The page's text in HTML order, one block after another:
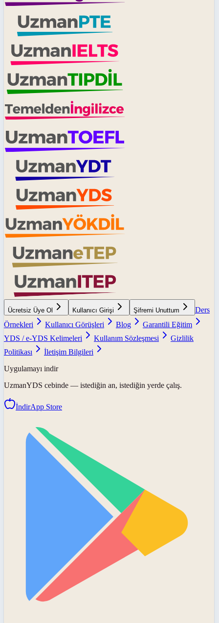
Ücretsiz Üye Ol Kullanıcı Girişi Şifremi Unuttum
Ders
Örnekleri
Kullanıcı Görüşleri Blog
Garantili Eğitim
YDS / e-YDS Kelimeleri
Kullanım Sözleşmesi
Gizlilik
Politikası
İletişim Bilgileri
Uygulamayı indir
UzmanYDS cebinde — istediğin an, istediğin yerde çalış.
İndirApp Store